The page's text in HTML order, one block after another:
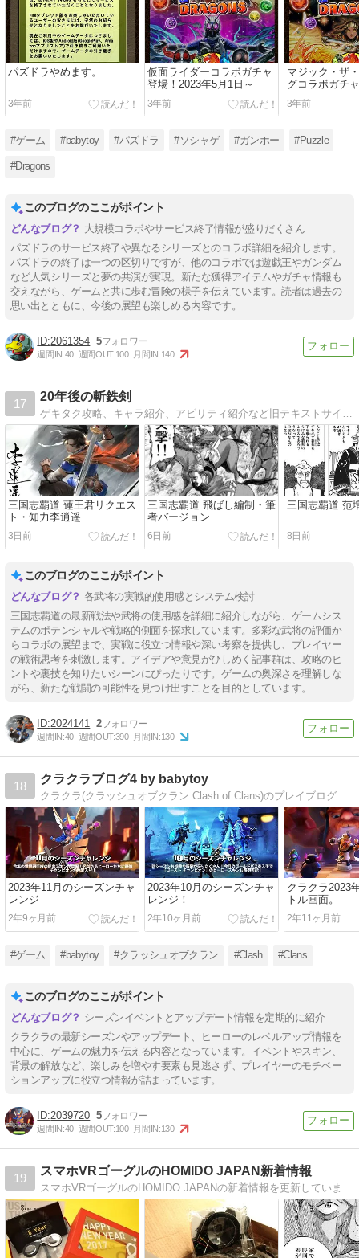
パズドラやめます。
3年前
仮面ライダーコラボガチャ
登場！2023年5月1日～
3年前
マジック・ザ
グコラボガチ
年4月17日～
3年前
#ゲーム #babytoy #パズドラ #ソシャゲ #ガンホー #Puzzle
#Dragons
このブログのここがポイント
大規模コラボやサービス終了情報が盛りだくさん
パズドラのサービス終了や異なるシリーズとのコラボ詳細を紹介します。
パズドラの終了は一つの区切りですが、他のコラボでは遊戯王やガンダム
など人気シリーズと夢の共演が実現。新たな獲得アイテムやガチャ情報も
交えながら、ゲームと共に歩む冒険の様子を伝えています。読者は過去の
思い出とともに、今後の展望も楽しめる内容です。
2061354 5
週間IN:40 週間OUT:100 月間IN:140
17
20年後の斬鉄剣
ゲキタク攻略、キャラ紹介、アビリティ紹介など旧テキストサイトの雑文
三国志覇道 蓮王君リクエス
ト・知力李逍遥
3日前
三国志覇道 飛ばし編制・筆
者バージョン
6日前
三国志覇道 范
8日前
このブログのここがポイント
各武将の実戦的使用感とシステム検討
三国志覇道の最新戦法や武将の使用感を詳細に紹介しながら、ゲームシス
テムのポテンシャルや戦略的側面を探求しています。多彩な武将の評価か
らコラボの展望まで、実戦に役立つ情報や深い考察を提供し、プレイヤー
の戦術思考を刺激します。アイデアや意見がひしめく記事群は、攻略のヒ
ントや裏技を知りたいシーンにぴったりです。ゲームの奥深さを理解しな
がら、新たな戦闘の可能性を見つけ出すことを目的としています。
2024141 2
週間IN:40 週間OUT:390 月間IN:130
18
クラクラブログ4 by babytoy
クラクラ(クラッシュオブクラン:Clash of Clans)のプレイブログ。パート4。
2023年11月のシーズンチャ
レンジ
2年9ヶ月前
2023年10月のシーズンチャ
レンジ！
2年10ヶ月前
クラクラ2023
トル画面。
2年11ヶ月前
#ゲーム #babytoy #クラッシュオブクラン #Clash #Clans
このブログのここがポイント
シーズンイベントとアップデート情報を定期的に紹介
クラクラの最新シーズンやアップデート、ヒーローのレベルアップ情報を
中心に、ゲームの魅力を伝える内容となっています。イベントやスキン、
背景の解放など、楽しみを増やす要素も見逃さず、プレイヤーのモチベー
ションアップに役立つ情報が詰まっています。
2039720 5
週間IN:40 週間OUT:100 月間IN:130
19
スマホVRゴーグルのHOMIDO JAPAN新着情報